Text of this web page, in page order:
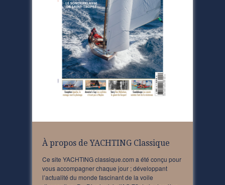
À propos de YACHTING Classique
Ce site YACHTING classique.com a été conçu pour
vous accompagner chaque jour ; développant
l’actualité du monde fascinant de la voile